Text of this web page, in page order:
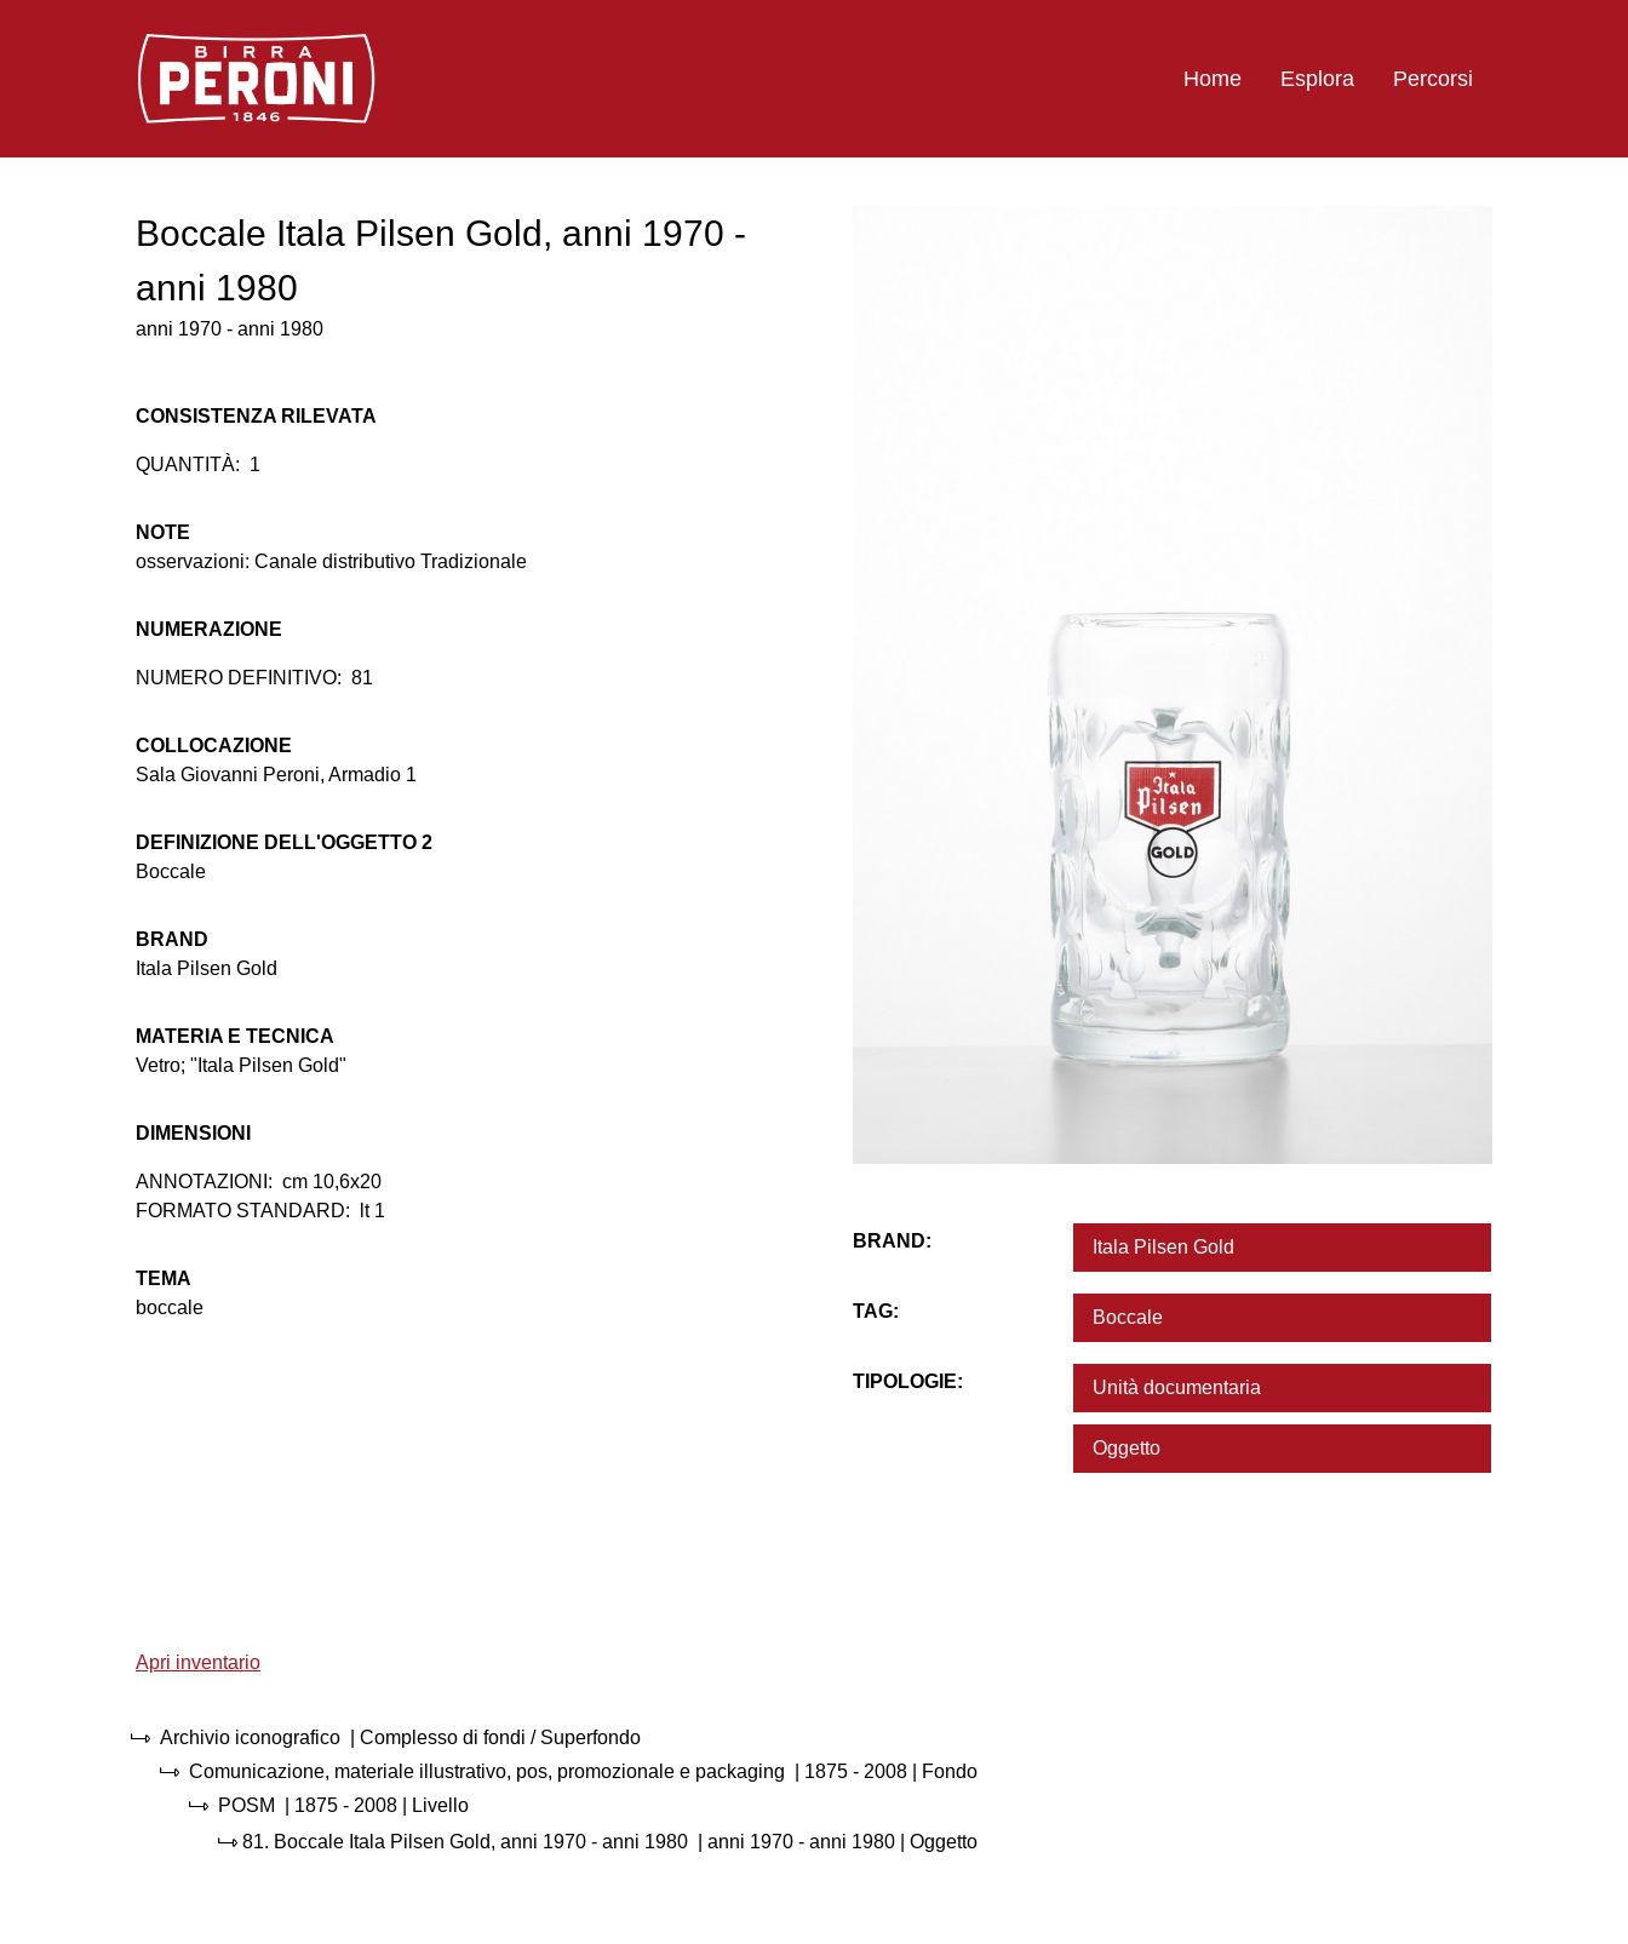
Logo Birra Peroni
Home Esplora Percorsi
Boccale Itala Pilsen Gold, anni 1970 -
anni 1980
anni 1970 - anni 1980
CONSISTENZA RILEVATA
QUANTITÀ: 1
NOTE
osservazioni: Canale distributivo Tradizionale
NUMERAZIONE
NUMERO DEFINITIVO: 81
COLLOCAZIONE
Sala Giovanni Peroni, Armadio 1
DEFINIZIONE DELL'OGGETTO 2
Boccale
BRAND
Itala Pilsen Gold
MATERIA E TECNICA
Vetro; "Itala Pilsen Gold"
DIMENSIONI
ANNOTAZIONI: cm 10,6x20
FORMATO STANDARD:
lt 1
TEMA
boccale
BRAND: Itala Pilsen Gold
TAG: Boccale
TIPOLOGIE: Unità documentaria
Oggetto
Apri inventario
Archivio iconografico
| Complesso di fondi / Superfondo
Comunicazione, materiale illustrativo, pos, promozionale e packaging
1875 - 2008
| Fondo
POSM
1875 - 2008
| Livello
81. Boccale Itala Pilsen Gold, anni 1970 - anni 1980 anni 1970 - anni 1980 | Oggetto